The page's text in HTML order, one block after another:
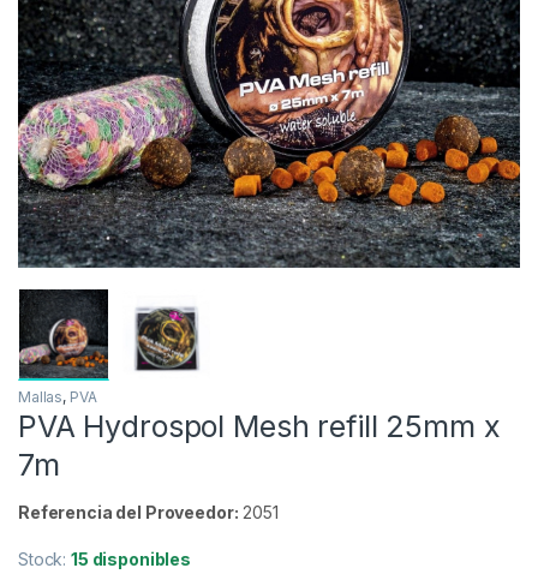
Mallas, PVA
PVA Hydrospol Mesh refill 25mm x
7m
Referencia del Proveedor: 2051
Stock:15 disponibles